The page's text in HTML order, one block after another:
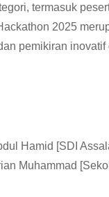
termasuk
2025
pemikiran inovatif
Hamid [SDI
Muhammad